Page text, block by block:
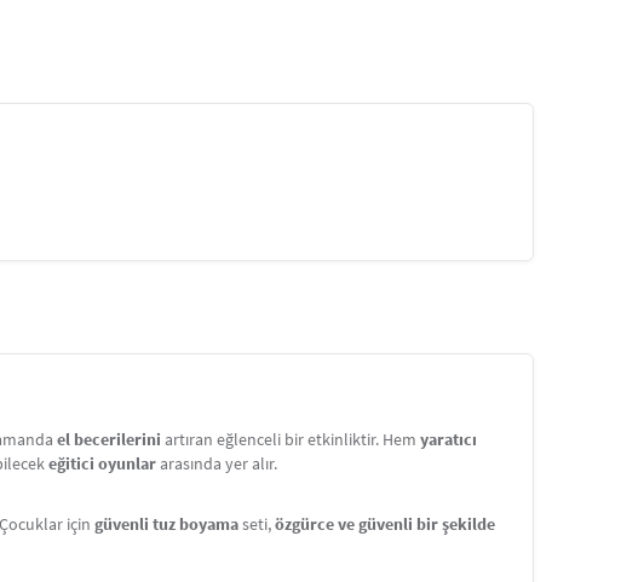
el becerilerini artıran eğlenceli bir etkinliktir. Hem yaratıcı
eğitici oyunlararasında yer alır.
için güvenli tuz boyamaseti,özgürce ve güvenli bir şekilde